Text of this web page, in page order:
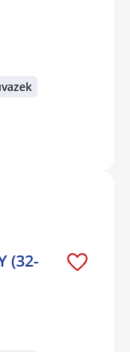
(32-